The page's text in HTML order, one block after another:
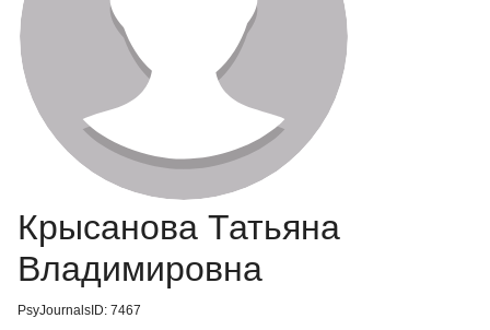
Крысанова Татьяна
Владимировна
PsyJournalsID: 7467